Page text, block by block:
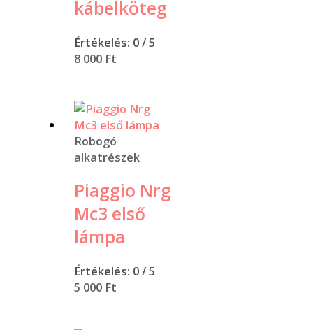
kábelköteg
Értékelés: 0/ 5
8 000 Ft
Robogó
alkatrészek
Piaggio Nrg
Mc3 első
lámpa
Értékelés: 0/ 5
5 000 Ft